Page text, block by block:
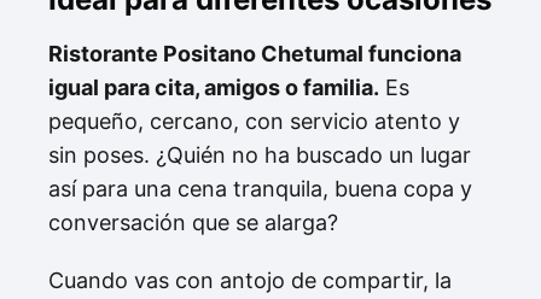
Ristorante Positano Chetumal funciona
igual para cita, amigos o familia. Es
pequeño, cercano, con servicio atento y
sin poses. ¿Quién no ha buscado un lugar
así para una cena tranquila, buena copa y
conversación que se alarga?
Cuando vas con antojo de compartir, la